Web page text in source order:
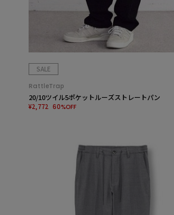
SALE
RattleTrap
20/10ツイル5ポケットルーズストレートパン
¥2,772 60%OFF